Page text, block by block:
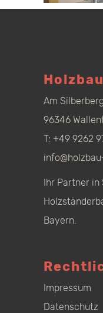
Am
96346
T: +49 9262
Ihr Partner in
Bayern.
Impressum
Datenschutz